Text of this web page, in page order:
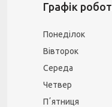
Графік
Понеділок
Вівторок
Середа
Четвер
Пʼятниця